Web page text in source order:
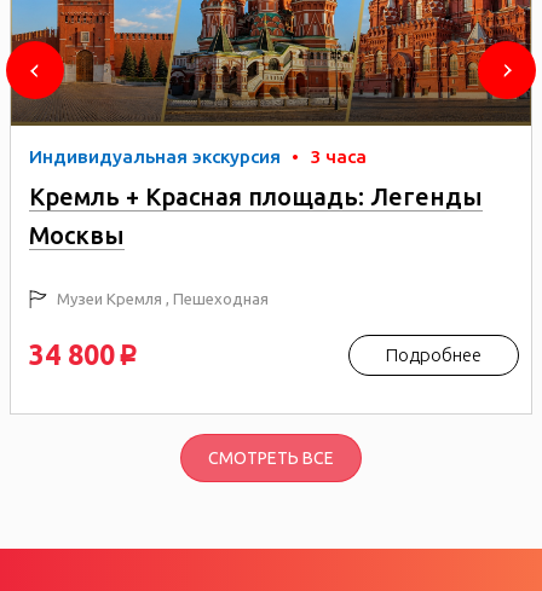
Индивидуальная экскурсия • 3 часа
Кремль + Красная площадь: Легенды
Москвы
Музеи Кремля , Пешеходная
34 800 p Подробнее
СМОТРЕТЬ ВСЕ